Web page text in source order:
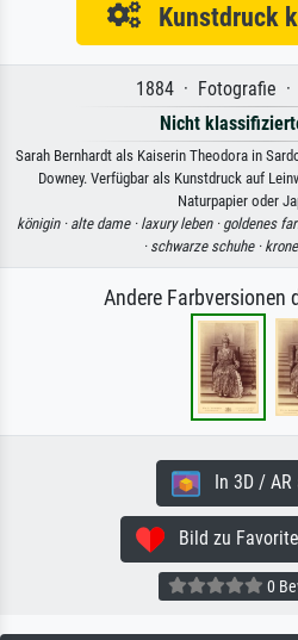
Kunstdruck
1884 · Fotografie ·
Nicht
Sarah Bernhardt als Kaiserin Theodora in
Downey. Verfügbar als Kunstdruck auf
Naturpapier oder
königin · alte dame · laxury leben · goldenes
· schwarze schuhe ·
Andere Farbversionen
In 3D / AR
Bild zu
0